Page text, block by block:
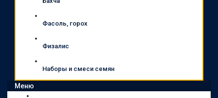
Фасоль, горох
Физалис
Наборы и смеси семян
Меню